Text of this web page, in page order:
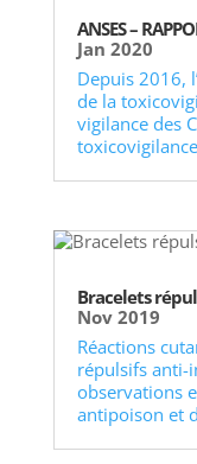
ANSES –
Jan 2020
Depuis 2016,
de la
vigilance des
Bracelets
Nov 2019
Réactions
répulsifs anti-
observations
antipoison et